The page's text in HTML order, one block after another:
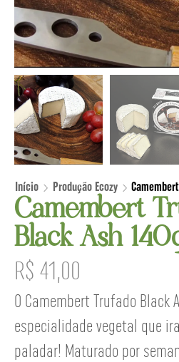
Início Produção Ecozy
Camembert
Black Ash
R$ 41,00
O Camembert Trufado Black
especialidade vegetal que
paladar! Maturado por